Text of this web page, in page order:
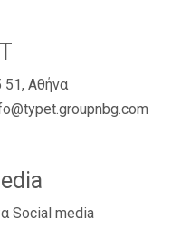
51, Αθήνα
Social media